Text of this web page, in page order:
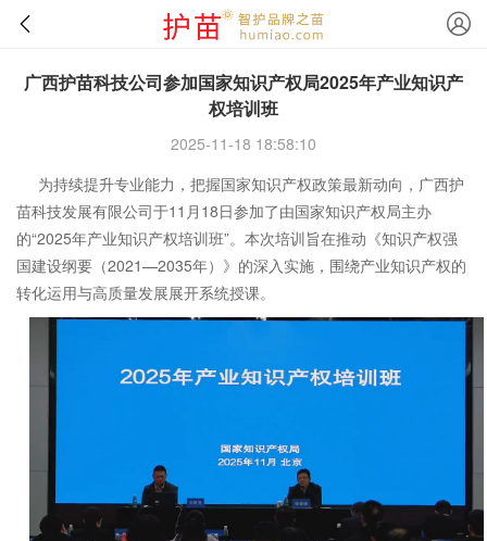
广西护苗科技公司参加国家知识产权局2025年产业知识产
权培训班
2025-11-18 18:58:10
为持续提升专业能力，把握国家知识产权政策最新动向，广西护
苗科技发展有限公司于11月18日参加了由国家知识产权局主办
的“2025年产业知识产权培训班”。本次培训旨在推动《知识产权强
国建设纲要（2021—2035年）》的深入实施，围绕产业知识产权的
转化运用与高质量发展展开系统授课。